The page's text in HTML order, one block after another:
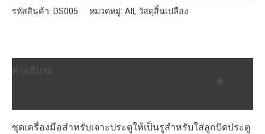
รู
ตัว
รหัสสินค้า: DS005 หมวดหมู่: All , วัสดุสิ้นเปลือง
คำอธิบาย
ชุดเครื่องมือสำหรับเจาะประตูให้เป็นรูสำหรับใส่ลูกบิดประตู